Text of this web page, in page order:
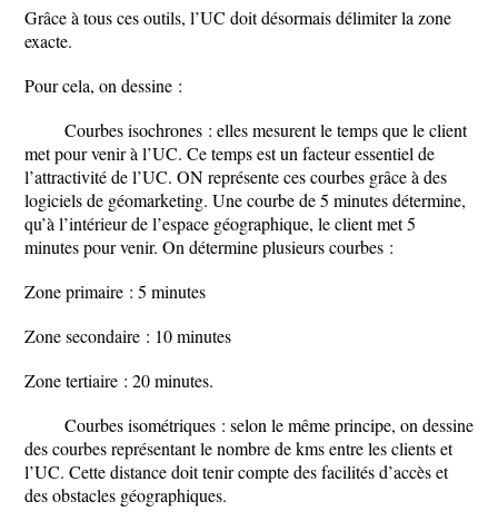
Grâce à tous ces outils, l’UC doit désormais délimiter la zone
exacte.
Pour cela, on dessine :
Courbes isochrones : elles mesurent le temps que le client
met pour venir à l’UC. Ce temps est un facteur essentiel de
l’attractivité de l’UC. ON représente ces courbes grâce à des
logiciels de géomarketing. Une courbe de 5 minutes détermine,
qu’à l’intérieur de l’espace géographique, le client met 5
minutes pour venir. On détermine plusieurs courbes :
Zone primaire : 5 minutes
Zone secondaire : 10 minutes
Zone tertiaire : 20 minutes.
Courbes isométriques : selon le même principe, on dessine
des courbes représentant le nombre de kms entre les clients et
l’UC. Cette distance doit tenir compte des facilités d’accès et
des obstacles géographiques.